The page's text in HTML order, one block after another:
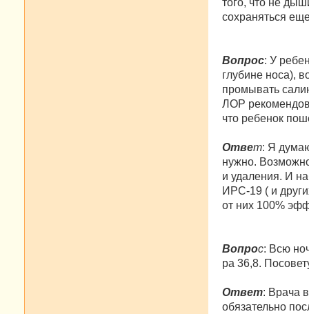
сохраняться
Вопрос: У
глубине носа),
промывать
ЛОР
что ребенок
Ответ: Я
нужно.
и удаления. И
ИРС-19 ( и
от них 100%
Вопрос: Всю
ра 36,8.
Ответ: Врача
обязательно